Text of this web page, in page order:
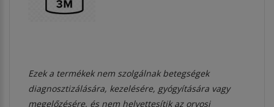
Ezek a termékek nem szolgálnak betegségek
diagnosztizálására, kezelésére, gyógyítására vagy
megelőzésére, és nem helyettesítik az orvosi